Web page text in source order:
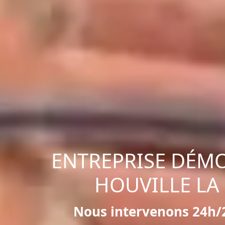
ENTREPRISE
HOUVILLE
Nous intervenons